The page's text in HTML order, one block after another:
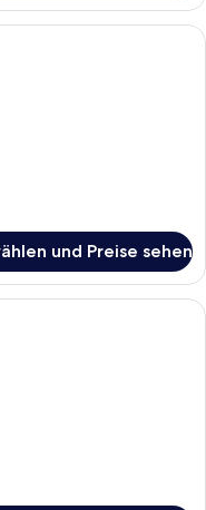
Hotelzimmer mit
und Preise sehen
Interieur mit